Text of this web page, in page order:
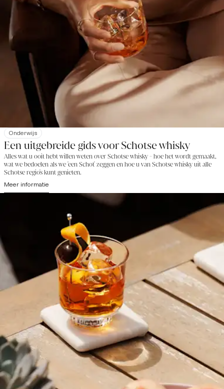
Onderwijs
Een uitgebreide gids voor Schotse whisky
Alles wat u ooit hebt willen weten over Schotse whisky - hoe het wordt gemaakt,
wat we bedoelen als we 'een Schot' zeggen en hoe u van Schotse whisky uit alle
Schotse regio's kunt genieten.
Meer informatie